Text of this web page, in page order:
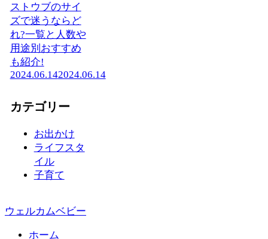
ストウブのサイ
ズで迷うならど
れ?一覧と人数や
用途別おすすめ
も紹介!
2024.06.142024.06.14
カテゴリー
お出かけ
ライフスタ
イル
子育て
ウェルカムベビー
ホーム